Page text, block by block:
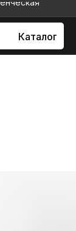
Каталог